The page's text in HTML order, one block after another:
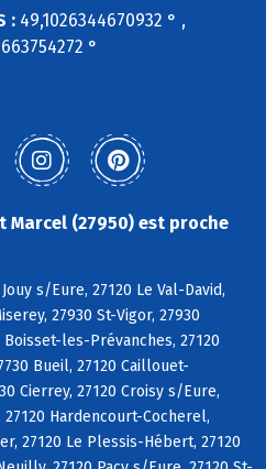
:49,1026344670932 ° ,
°
Marcel (27950) est proche
s/Eure, 27120 Le Val-David,
27930 St-Vigor, 27930
les-Prévanches, 27120
Bueil, 27120 Caillouet-
Cierrey, 27120 Croisy s/Eure,
27120 Hardencourt-Cocherel,
27120 Le Plessis-Hébert, 27120